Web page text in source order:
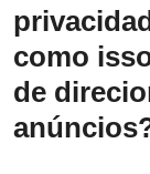
como
de